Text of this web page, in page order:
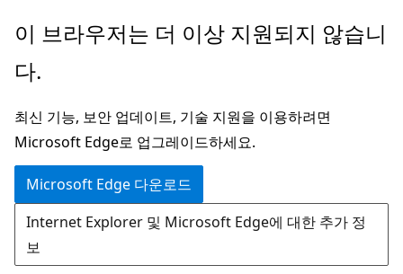
주
콘
츠
로
건
너
뛰
기
이 브라우저는 더 이상 지원되지 않습니
다.
최신 기능, 보안 업데이트, 기술 지원을 이용하려면
Microsoft Edge로 업그레이드하세요.
Microsoft Edge 다운로드
Internet Explorer 및 Microsoft Edge에 대한 추가 정
보